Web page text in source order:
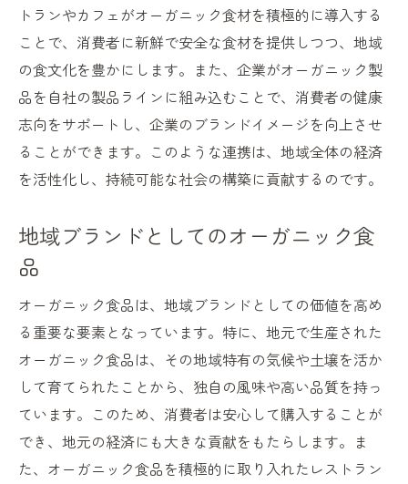
トランやカフェがオーガニック食材を積極的に導入する
ことで、消費者に新鮮で安全な食材を提供しつつ、地域
の食文化を豊かにします。また、企業がオーガニック製
品を自社の製品ラインに組み込むことで、消費者の健康
志向をサポートし、企業のブランドイメージを向上させ
ることができます。このような連携は、地域全体の経済
を活性化し、持続可能な社会の構築に貢献するのです。
地域ブランドとしてのオーガニック食
品
オーガニック食品は、地域ブランドとしての価値を高め
る重要な要素となっています。特に、地元で生産された
オーガニック食品は、その地域特有の気候や土壌を活か
して育てられたことから、独自の風味や高い品質を持っ
ています。このため、消費者は安心して購入することが
でき、地元の経済にも大きな貢献をもたらします。ま
た、オーガニック食品を積極的に取り入れたレストラン